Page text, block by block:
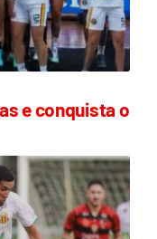
e conquista o